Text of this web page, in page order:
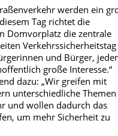
werden ein
Tag richtet die
Domvorplatz die zentrale
Verkehrssicherheitstag
und Bürger,
große Interesse.“
dazu: „Wir greifen mit
unterschiedliche
und wollen dadurch das
um mehr Sicherheit zu